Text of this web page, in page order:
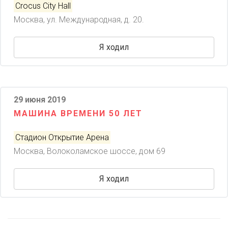
Crocus City Hall
Москва, ул. Международная, д. 20.
Я ходил
29 июня 2019
МАШИНА ВРЕМЕНИ 50 ЛЕТ
Стадион Открытие Арена
Москва, Волоколамское шоссе, дом 69
Я ходил